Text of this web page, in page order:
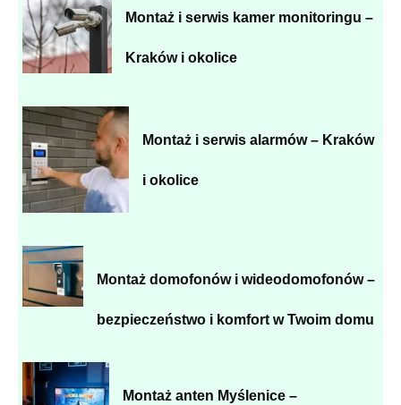
Montaż i serwis kamer monitoringu –
Kraków i okolice
Montaż i serwis alarmów – Kraków
i okolice
Montaż domofonów i wideodomofonów –
bezpieczeństwo i komfort w Twoim domu
Montaż anten Myślenice –